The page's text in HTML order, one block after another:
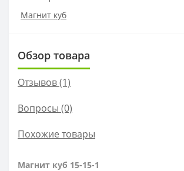
Магнит куб
Обзор товара
Отзывов (1)
Вопросы (0)
Похожие товары
Магнит куб 15-15-1